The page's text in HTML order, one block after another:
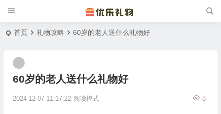
首页 礼物攻略 60岁的老人送什么礼物好
60岁的老人送什么礼物好
2024-12-07 11:17:22 8
阅读模式